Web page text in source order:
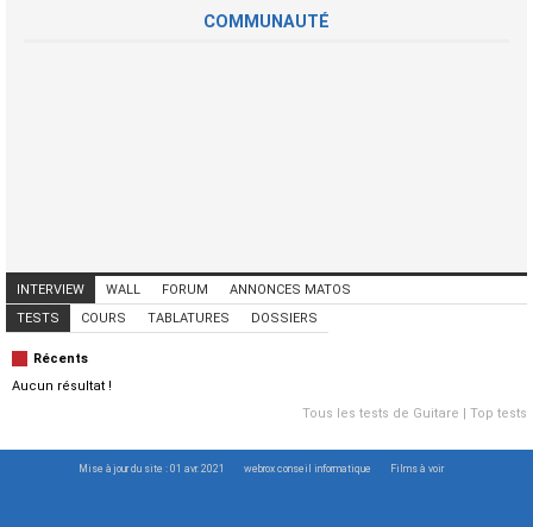
COMMUNAUTÉ
INTERVIEW WALL FORUM
ANNONCES MATOS
ANNONCES MUSICIENS
CONCERTS
TESTS COURS TABLATURES DOSSIERS
Récents
Aucun résultat !
Tous les tests de Guitare
Top tests
Mise à jour du site : 01 avr. 2021 webrox conseil informatique Films à voir